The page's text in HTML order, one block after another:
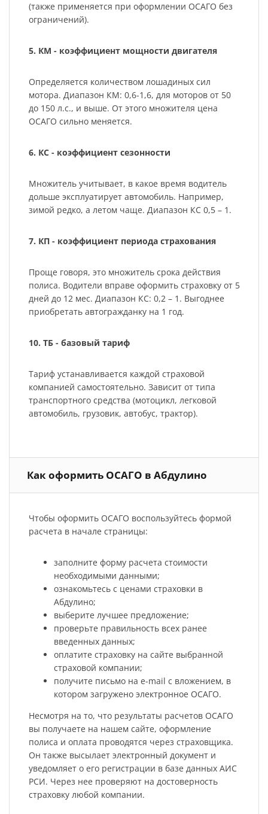
(также применяется при оформлении ОСАГО без
ограничений).
5. КМ - коэффициент мощности двигателя
Определяется количеством лошадиных сил
мотора. Диапазон КМ: 0,6-1,6, для моторов от 50
до 150 л.с., и выше. От этого множителя цена
ОСАГО сильно меняется.
6. КС - коэффициент сезонности
Множитель учитывает, в какое время водитель
дольше эксплуатирует автомобиль. Например,
зимой редко, а летом чаще. Диапазон КС 0,5 – 1.
7. КП - коэффициент периода страхования
Проще говоря, это множитель срока действия
полиса. Водители вправе оформить страховку от 5
дней до 12 мес. Диапазон КС: 0,2 – 1. Выгоднее
приобретать автогражданку на 1 год.
10. ТБ - базовый тариф
Тариф устанавливается каждой страховой
компанией самостоятельно. Зависит от типа
транспортного средства (мотоцикл, легковой
автомобиль, грузовик, автобус, трактор).
Как оформить ОСАГО в Абдулино
Чтобы оформить ОСАГО воспользуйтесь формой
расчета в начале страницы:
заполните форму расчета стоимости
необходимыми данными;
ознакомьтесь с ценами страховки в
Абдулино;
выберите лучшее предложение;
проверьте правильность всех ранее
введенных данных;
оплатите страховку на сайте выбранной
страховой компании;
получите письмо на e-mail с вложением, в
котором загружено электронное ОСАГО.
Несмотря на то, что результаты расчетов ОСАГО
вы получаете на нашем сайте, оформление
полиса и оплата проводятся через страховщика.
Он также высылает электронный документ и
уведомляет о его регистрации в базе данных АИС
РСИ. Через нее проверяют на достоверность
страховку любой компании.